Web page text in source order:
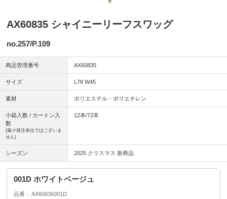
AX60835 シャイニーリーフスワッグ
no.257/P.109
商品管理番号 AX60835
サイズ L78 W45
素材 ポリエステル・ポリエチレン
小箱入数 / カートン入
数
(最小発注単位ではございま
せん)
12本/72本
シーズン 2025 クリスマス 新商品
001D ホワイトベージュ
品番
AX60835001D